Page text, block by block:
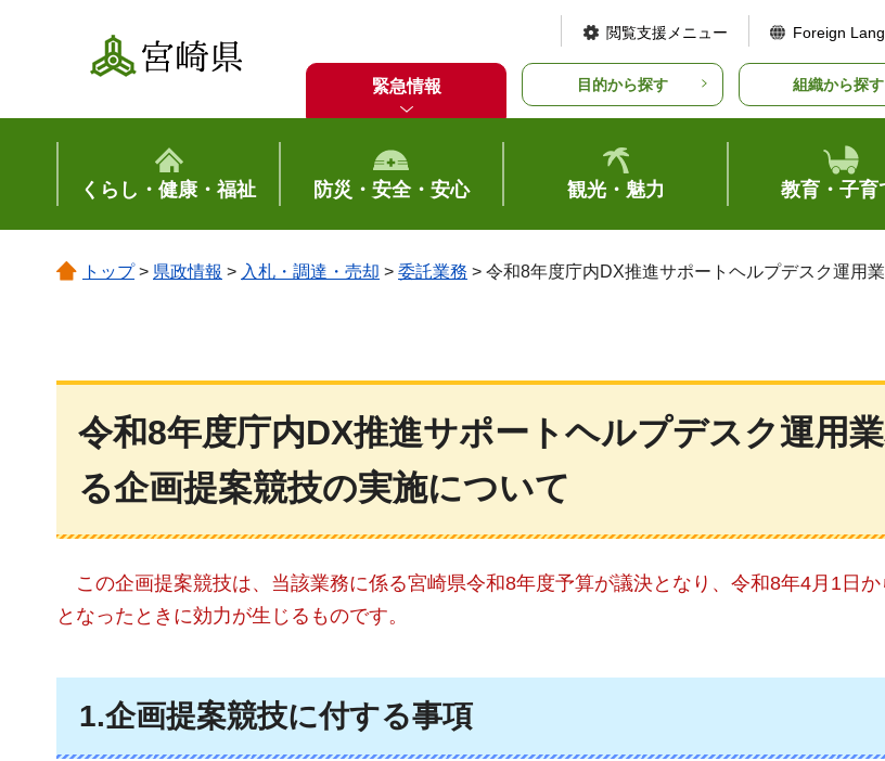
宮崎県
閲覧支援メニュー Foreign
緊急情報 目的から探す 組織から探す
くらし・健康・福祉 防災・安全・安心 観光・魅力 教育・子育
トップ> 県政情報 > 入札・調達・売却 > 委託業務 > 令和8年度庁内DX推進サポートヘルプデスク運用
令和8年度庁内DX推進サポートヘルプデスク運用
る企画提案競技の実施について
この企画提案競技は、当該業務に係る宮崎県令和8年度予算が議決となり、令和8年4月1日
となったときに効力が生じるものです。
1.企画提案競技に付する事項